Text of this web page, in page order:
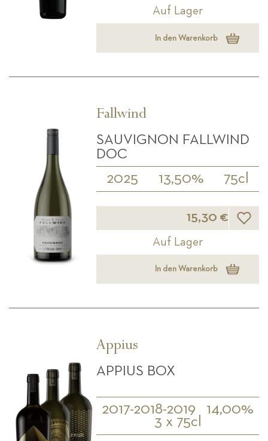
Auf Lager
In den Warenkorb
Fallwind
SAUVIGNON FALLWIND
DOC
2025 13,50% 75cl
15,30 €
Auf Lager
In den Warenkorb
Appius
APPIUS BOX
2017-2018-2019
14,00%
3 x 75cl